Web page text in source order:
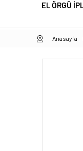
EL ÖRGÜ
Anasayfa